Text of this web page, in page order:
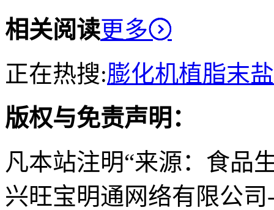
相关阅读更多
正在热搜:膨化机植脂末
版权与免责声明：
凡本站注明“来源：食品
兴旺宝明通网络有限公